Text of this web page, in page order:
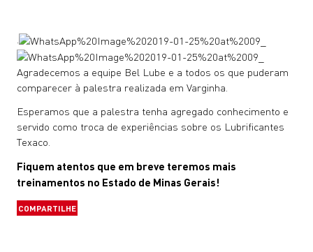
.
Agradecemos a equipe Bel Lube e a todos os que puderam
comparecer à palestra realizada em Varginha.
Esperamos que a palestra tenha agregado conhecimento e
servido como troca de experiências sobre os Lubrificantes
Texaco.
Fiquem atentos que em breve teremos mais
treinamentos no Estado de Minas Gerais!
COMPARTILHE